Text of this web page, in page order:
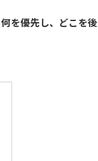
何を優先し、どこを後